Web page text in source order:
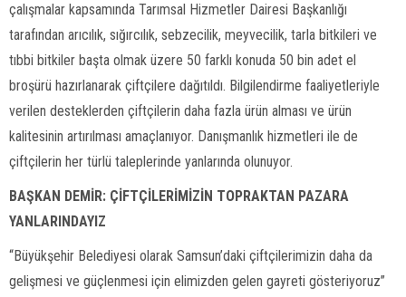
çalışmalar kapsamında Tarımsal Hizmetler Dairesi Başkanlığı
tarafından arıcılık, sığırcılık, sebzecilik, meyvecilik, tarla bitkileri ve
tıbbi bitkiler başta olmak üzere 50 farklı konuda 50 bin adet el
broşürü hazırlanarak çiftçilere dağıtıldı. Bilgilendirme faaliyetleriyle
verilen desteklerden çiftçilerin daha fazla ürün alması ve ürün
kalitesinin artırılması amaçlanıyor. Danışmanlık hizmetleri ile de
çiftçilerin her türlü taleplerinde yanlarında olunuyor.
BAŞKAN DEMİR: ÇİFTÇİLERİMİZİN TOPRAKTAN PAZARA
YANLARINDAYIZ
“Büyükşehir Belediyesi olarak Samsun’daki çiftçilerimizin daha da
gelişmesi ve güçlenmesi için elimizden gelen gayreti gösteriyoruz”